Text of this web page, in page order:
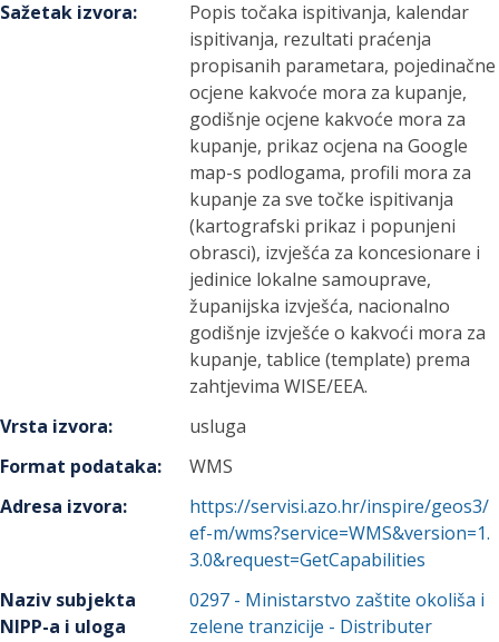
Sažetak izvora:
Popis točaka ispitivanja, kalendar
ispitivanja, rezultati praćenja
propisanih parametara, pojedinačne
ocjene kakvoće mora za kupanje,
godišnje ocjene kakvoće mora za
kupanje, prikaz ocjena na Google
map-s podlogama, profili mora za
kupanje za sve točke ispitivanja
(kartografski prikaz i popunjeni
obrasci), izvješća za koncesionare i
jedinice lokalne samouprave,
županijska izvješća, nacionalno
godišnje izvješće o kakvoći mora za
kupanje, tablice (template) prema
zahtjevima WISE/EEA.
Vrsta izvora:
usluga
Format podataka:
WMS
Adresa izvora:
https://servisi.azo.hr/inspire/geos3/
ef-m/wms?service=WMS&version=1.
3.0&request=GetCapabilities
Naziv subjekta
NIPP-a i uloga
0297 - Ministarstvo zaštite okoliša i
zelene tranzicije - Distributer